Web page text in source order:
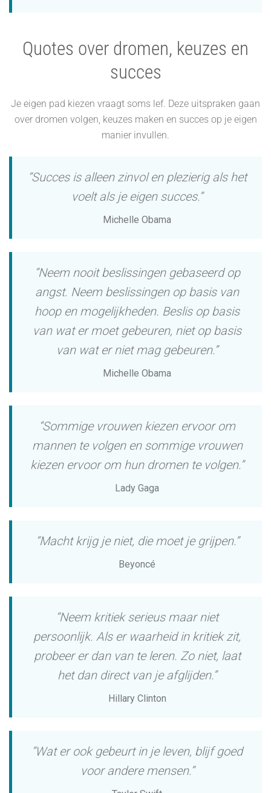
Quotes over dromen, keuzes en
succes
Je eigen pad kiezen vraagt soms lef. Deze uitspraken gaan
over dromen volgen, keuzes maken en succes op je eigen
manier invullen.
“Succes is alleen zinvol en plezierig als het
voelt als je eigen succes.”
Michelle Obama
“Neem nooit beslissingen gebaseerd op
angst. Neem beslissingen op basis van
hoop en mogelijkheden. Beslis op basis
van wat er moet gebeuren, niet op basis
van wat er niet mag gebeuren.”
Michelle Obama
“Sommige vrouwen kiezen ervoor om
mannen te volgen en sommige vrouwen
kiezen ervoor om hun dromen te volgen.”
Lady Gaga
“Macht krijg je niet, die moet je grijpen.”
Beyoncé
“Neem kritiek serieus maar niet
persoonlijk. Als er waarheid in kritiek zit,
probeer er dan van te leren. Zo niet, laat
het dan direct van je afglijden.”
Hillary Clinton
“Wat er ook gebeurt in je leven, blijf goed
voor andere mensen.”